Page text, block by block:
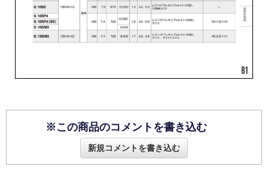
※この商品のコメントを書き込む
新規コメントを書き込む